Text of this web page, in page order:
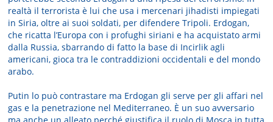
realtà il terrorista è lui che usa i mercenari jihadisti impiegati
in Siria, oltre ai suoi soldati, per difendere Tripoli. Erdogan,
che ricatta l’Europa con i profughi siriani e ha acquistato armi
dalla Russia, sbarrando di fatto la base di Incirlik agli
americani, gioca tra le contraddizioni occidentali e del mondo
arabo.
Putin lo può contrastare ma Erdogan gli serve per gli affari nel
gas e la penetrazione nel Mediterraneo. È un suo avversario